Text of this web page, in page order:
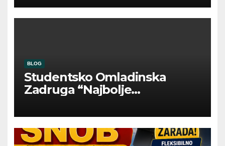
BLOG
Studentsko Omladinska
Zadruga “Najbolje